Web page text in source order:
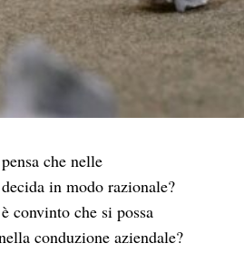
che nelle
in modo razionale?
convinto che si possa
conduzione aziendale?